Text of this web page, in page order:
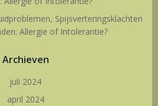
Spijsverteringsklachten
Allergie of Intolerantie?
Archieven
juli 2024
april 2024